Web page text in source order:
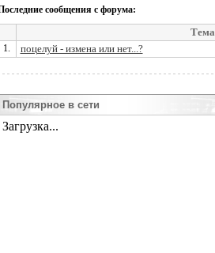
сообщения с форума:
Тема
1. поцелуй - измена или нет...?
Популярное в сети